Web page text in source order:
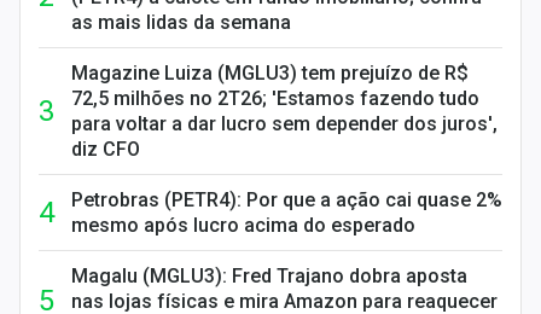
as mais lidas da semana
Magazine Luiza (MGLU3) tem prejuízo de R$
72,5 milhões no 2T26; 'Estamos fazendo tudo
para voltar a dar lucro sem depender dos juros',
diz CFO
Petrobras (PETR4): Por que a ação cai quase 2%
mesmo após lucro acima do esperado
Magalu (MGLU3): Fred Trajano dobra aposta
nas lojas físicas e mira Amazon para reaquecer